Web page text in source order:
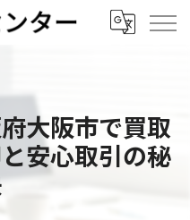
大阪市で買取
安心取引の秘